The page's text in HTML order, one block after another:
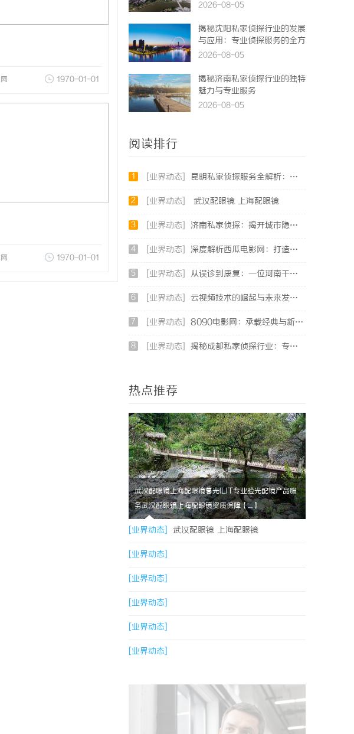
1970-01-01
1970-01-01
2026-08-05
揭秘沈阳私家侦探行业的发展
与应用：专业侦探服务的全方
位解析
2026-08-05
揭秘济南私家侦探行业的独特
魅力与专业服务
2026-08-05
阅读排行
1 [业界动态] 昆明私家侦探服务全解析：专业侦查助您解决疑难问题
2 [业界动态] 武汉配眼镜 上海配眼镜
3 [业界动态] 济南私家侦探：揭开城市隐秘真相的幕后英雄
4 [业界动态] 深度解析西瓜电影网：打造优质影视平台的新典范
5 [业界动态] 从误诊到康复：一位河南干燥综合征患者的艰辛求医路
6 [业界动态] 云视频技术的崛起与未来发展趋势全面解析
7 [业界动态] 8090电影网：承载经典与新潮影视的最佳观影平台
8 [业界动态] 揭秘成都私家侦探行业：专业服务与法律边界详解
热点推荐
武汉配眼镜上海配眼镜暮光ILIT专业验光配镜产品服
务武汉配眼镜上海配眼镜资质保障【....】
[业界动态] 武汉配眼镜 上海配眼镜
[业界动态]
[业界动态]
[业界动态]
[业界动态]
[业界动态]